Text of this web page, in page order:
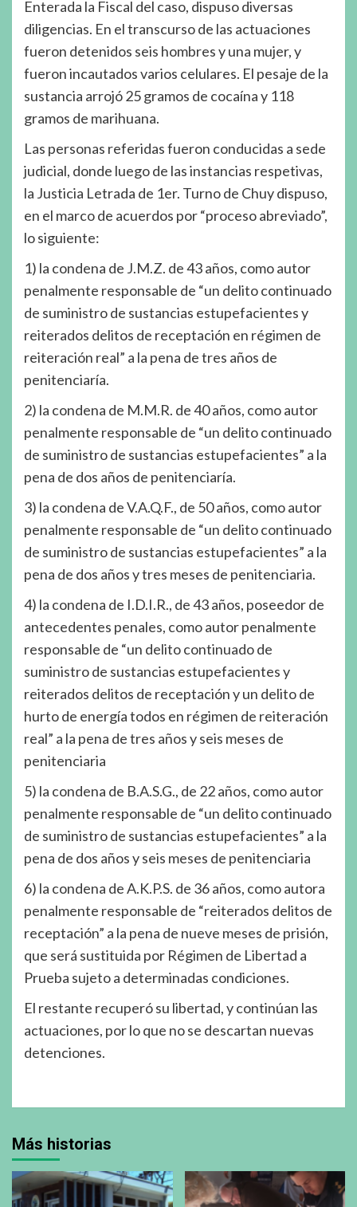
Enterada la Fiscal del caso, dispuso diversas
diligencias. En el transcurso de las actuaciones
fueron detenidos seis hombres y una mujer, y
fueron incautados varios celulares. El pesaje de la
sustancia arrojó 25 gramos de cocaína y 118
gramos de marihuana.
Las personas referidas fueron conducidas a sede
judicial, donde luego de las instancias respetivas,
la Justicia Letrada de 1er. Turno de Chuy dispuso,
en el marco de acuerdos por “proceso abreviado”,
lo siguiente:
1) la condena de J.M.Z. de 43 años, como autor
penalmente responsable de “un delito continuado
de suministro de sustancias estupefacientes y
reiterados delitos de receptación en régimen de
reiteración real” a la pena de tres años de
penitenciaría.
2) la condena de M.M.R. de 40 años, como autor
penalmente responsable de “un delito continuado
de suministro de sustancias estupefacientes” a la
pena de dos años de penitenciaría.
3) la condena de V.A.Q.F., de 50 años, como autor
penalmente responsable de “un delito continuado
de suministro de sustancias estupefacientes” a la
pena de dos años y tres meses de penitenciaria.
4) la condena de I.D.I.R., de 43 años, poseedor de
antecedentes penales, como autor penalmente
responsable de “un delito continuado de
suministro de sustancias estupefacientes y
reiterados delitos de receptación y un delito de
hurto de energía todos en régimen de reiteración
real” a la pena de tres años y seis meses de
penitenciaria
5) la condena de B.A.S.G., de 22 años, como autor
penalmente responsable de “un delito continuado
de suministro de sustancias estupefacientes” a la
pena de dos años y seis meses de penitenciaria
6) la condena de A.K.P.S. de 36 años, como autora
penalmente responsable de “reiterados delitos de
receptación” a la pena de nueve meses de prisión,
que será sustituida por Régimen de Libertad a
Prueba sujeto a determinadas condiciones.
El restante recuperó su libertad, y continúan las
actuaciones, por lo que no se descartan nuevas
detenciones.
Más historias